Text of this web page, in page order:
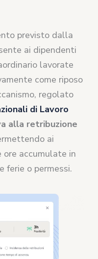
previsto dalla
ai dipendenti
lavorate
come riposo
regolato
di Lavoro
alla retribuzione
ai
accumulate in
ferie o permessi.